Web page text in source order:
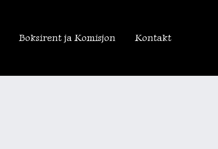
Boksirent ja Komisjon Kontakt